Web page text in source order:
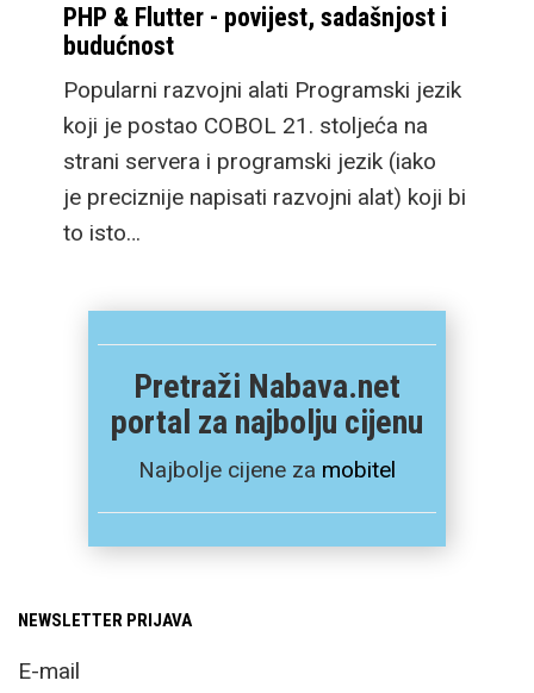
PHP & Flutter - povijest, sadašnjost i
budućnost
Popularni razvojni alati Programski jezik
koji je postao COBOL 21. stoljeća na
strani servera i programski jezik (iako
je preciznije napisati razvojni alat) koji bi
to isto…
Pretraži Nabava.net
portal za najbolju cijenu
Najbolje cijene za mobitel
NEWSLETTER PRIJAVA
E-mail